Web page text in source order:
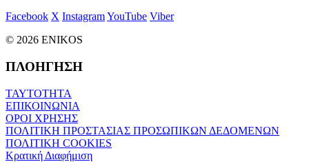
Facebook X InstagramYouTube Viber
© 2026 ENIKOS
ΠΛΟΗΓΗΣΗ
ΤΑΥΤΟΤΗΤΑ
ΕΠΙΚΟΙΝΩΝΙΑ
ΟΡΟΙ ΧΡΗΣΗΣ
ΠΟΛΙΤΙΚΗ ΠΡΟΣΤΑΣΙΑΣ ΠΡΟΣΩΠΙΚΩΝ ΔΕΔΟΜΕΝΩΝ
ΠΟΛΙΤΙΚΗ COOKIES
Κρατική Διαφήμιση